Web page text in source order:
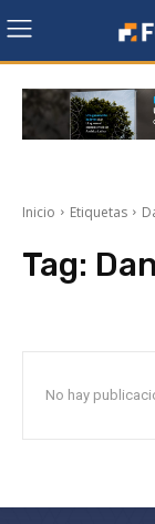
Inicio Etiquetas
Tag:
No hay